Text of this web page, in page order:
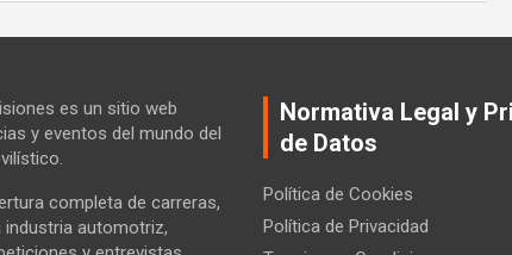
es un sitio web
y eventos del mundo del
completa de carreras,
industria automotriz,
Normativa Legal y
de Datos
Política de Cookies
Política de Privacidad